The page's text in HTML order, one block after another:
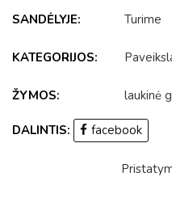
SANDĖLYJE: Turime
KATEGORIJOS:
ŽYMOS: laukinė
DALINTIS: facebook